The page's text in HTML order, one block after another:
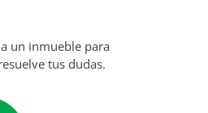
un inmueble para
tus dudas.